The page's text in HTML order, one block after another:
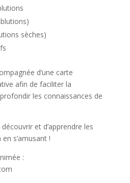
sèches)
d’une carte
afin de faciliter la
les connaissances de
et d’apprendre les
s’amusant !
: